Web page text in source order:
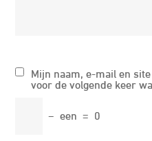
Mijn naam, e-mail en
voor de volgende keer
− een = 0